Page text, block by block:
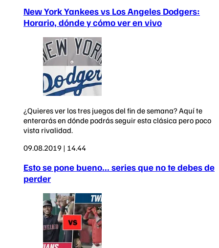
New York Yankees vs Los Angeles Dodgers:
Horario, dónde y cómo ver en vivo
¿Quieres ver los tres juegos del fin de semana? Aquí te
enterarás en dónde podrás seguir esta clásica pero poco
vista rivalidad.
09.08.2019 | 14.44
Esto se pone bueno... series que no te debes de
perder